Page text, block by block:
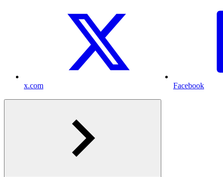
x.com Facebook